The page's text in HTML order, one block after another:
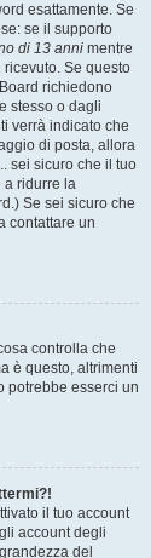
esattamente. Se
se il supporto
di 13 anni mentre
Se questo
richiedono
stesso o dagli
verrà indicato che
di posta, allora
sei sicuro che il tuo
a ridurre la
Se sei sicuro che
contattare un
controlla che
è questo, altrimenti
potrebbe esserci un
il tuo account
account degli
del